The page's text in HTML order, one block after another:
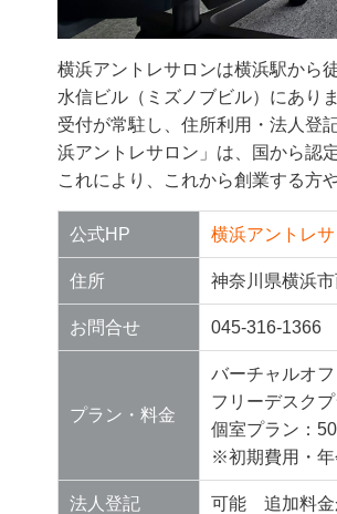
横浜アントレサロンは横浜駅から
水信ビル（ミズノブビル）にありま
受付が常駐し、住所利用・法人登
浜アントレサロン」は、国から認
これにより、これから創業する方
公式HP 横浜アントレ
住所 神奈川県横浜
お問合せ 045-316-1366
プラン・料金
バーチャルオ
フリーデスク
個室プラン：
※初期費用・年
法人登記 可能 追加料金